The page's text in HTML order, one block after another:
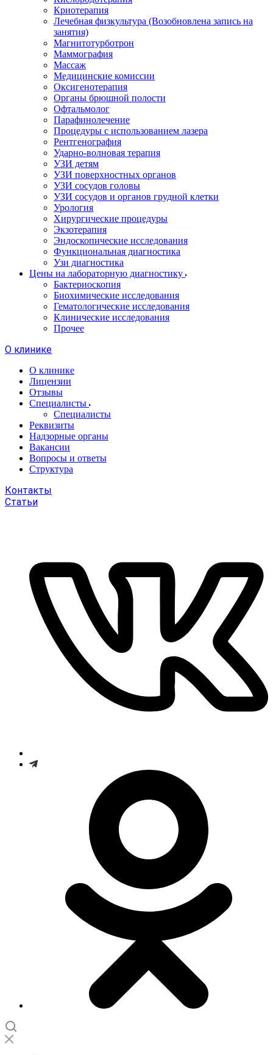
Криотерапия
Лечебная физкультура (Возобновлена запись на
занятия)
Магнитотурботрон
Маммография
Массаж
Медицинские комиссии
Оксигенотерапия
Органы брюшной полости
Офтальмолог
Парафинолечение
Процедуры с использованием лазера
Рентгенография
Ударно-волновая терапия
УЗИ детям
УЗИ поверхностных органов
УЗИ сосудов головы
УЗИ сосудов и органов грудной клетки
Урология
Хирургические процедуры
Экзотерапия
Эндоскопические исследования
Функциональная диагностика
Узи диагностика
Цены на лабораторную диагностику
Бактериоскопия
Биохимические исследования
Гематологические исследования
Клинические исследования
Прочее
О клинике
О клинике
Лицензии
Отзывы
Специалисты
Специалисты
Реквизиты
Надзорные органы
Вакансии
Вопросы и ответы
Структура
Контакты
Статьи